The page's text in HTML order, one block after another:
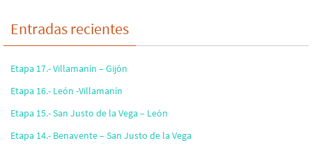
Entradas recientes
Etapa 17.- Villamanín – Gijón
Etapa 16.- León -Villamanín
Etapa 15.- San Justo de la Vega – León
Etapa 14.- Benavente – San Justo de la Vega